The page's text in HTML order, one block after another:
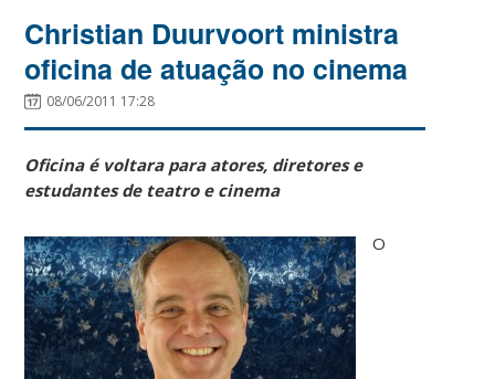
Christian Duurvoort ministra
oficina de atuação no cinema
08/06/2011 17:28
Oficina é voltara para atores, diretores e
estudantes de teatro e cinema
O